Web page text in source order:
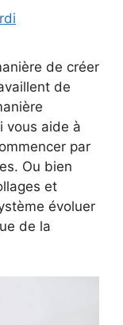
de créer
de
vous aide à
par
Ou bien
et
évoluer
de la